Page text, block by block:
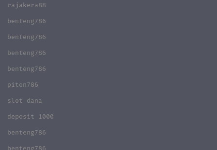
rajakera88
benteng786
benteng786
benteng786
benteng786
piton786
slot dana
deposit 1000
benteng786
benteng786